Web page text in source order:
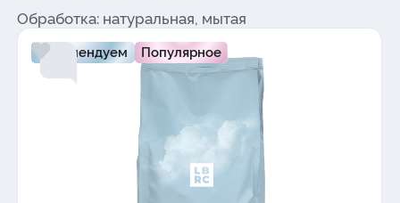
Рекомендуем Популярное
Обработка: натуральная, мытая